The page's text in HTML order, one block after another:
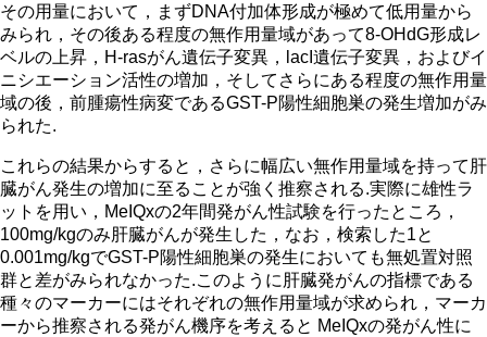
その用量において，まずDNA付加体形成が極めて低用量から
みられ，その後ある程度の無作用量域があって8-OHdG形成レ
ベルの上昇，H-rasがん遺伝子変異，lacI遺伝子変異，およびイ
ニシエーション活性の増加，そしてさらにある程度の無作用量
域の後，前腫瘍性病変であるGST-P陽性細胞巣の発生増加がみ
られた.
これらの結果からすると，さらに幅広い無作用量域を持って肝
臓がん発生の増加に至ることが強く推察される.実際に雄性ラ
ットを用い，MeIQxの2年間発がん性試験を行ったところ，
100mg/kgのみ肝臓がんが発生した，なお，検索した1と
0.001mg/kgでGST-P陽性細胞巣の発生においても無処置対照
群と差がみられなかった.このように肝臓発がんの指標である
種々のマーカーにはそれぞれの無作用量域が求められ，マーカ
ーから推察される発がん機序を考えると MeIQxの発がん性に